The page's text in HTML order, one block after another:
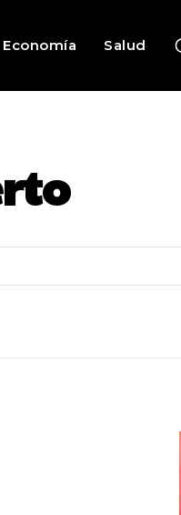
Economía Salud